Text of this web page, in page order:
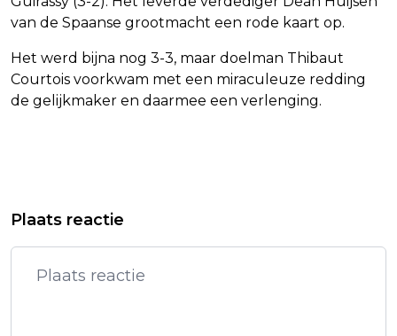
van de Spaanse grootmacht een rode kaart op.
Het werd bijna nog 3-3, maar doelman Thibaut
Courtois voorkwam met een miraculeuze redding
de gelijkmaker en daarmee een verlenging.
MIJL EUGENE IN NEDERLANDS
DODENTAL NA OVERSTROMING TEXAS
LOOPT VERDER OP
Plaats reactie